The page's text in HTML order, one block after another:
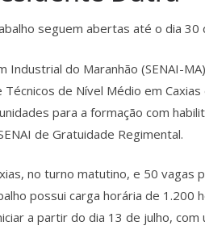
seguem abertas até o dia 30
Industrial do Maranhão (SENAI-
de Nível Médio em
para a formação com
de Gratuidade Regimental.
no turno matutino, e 50 vagas
possui carga horária de 1.200
a partir do dia 13 de julho, com